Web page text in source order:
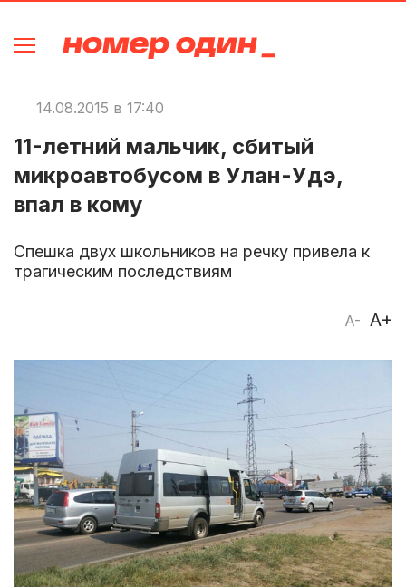
14.08.2015 в 17:40
11-летний мальчик, сбитый
микроавтобусом в Улан-Удэ,
впал в кому
Спешка двух школьников на речку привела к
трагическим последствиям
A- A+